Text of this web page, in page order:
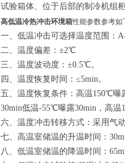
试验箱体、位于后部的制冷机组
高低温冷热冲击环境箱性能参数参考如
一、低温冲击可选择温度范围：
二、温度偏差： ±2℃
三、温度波动度： ±0.5℃。
四、温度恢复时间： ≤5min。
五、温度恢复条件：高温150℃曝
30min低温-55℃曝露30min，高
六、温度冲击转移方式：采用气
七、高温室储温的升温时间：
八、低温室储温的降温时间：